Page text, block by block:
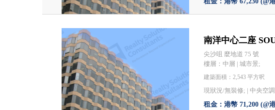
南洋中心二座
尖沙咀 麼地道 75 號
樓層：中層 | 城市景;
建築面積：2,543 平方呎
現狀況/無裝修; |中央空調
租金：港幣 71,200 (@